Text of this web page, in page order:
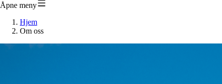
Åpne meny
Hjem
Om oss